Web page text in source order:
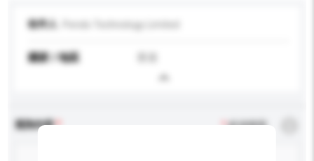
收件人
國家 / 地區
查詢內容 *必須填寫